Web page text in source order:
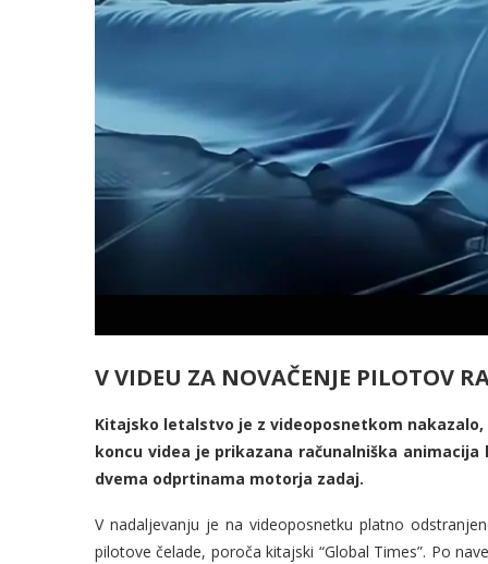
V VIDEU ZA NOVAČENJE PILOTOV
Kitajsko letalstvo je z videoposnetkom
koncu videa je prikazana računalniška
dvema odprtinama motorja zadaj.
V nadaljevanju je na videoposnetku platno
pilotove čelade, poroča kitajski “Global Times”. Po